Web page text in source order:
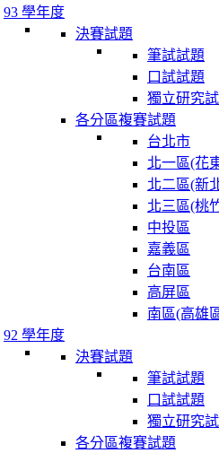
93 學年度
決賽試題
筆試試題
口試試題
獨立研究
各分區複賽試題
台北市
北一區(花
北二區(新
北三區(桃
中投區
嘉義區
台南區
高屏區
南區(高雄
92 學年度
決賽試題
筆試試題
口試試題
獨立研究
各分區複賽試題